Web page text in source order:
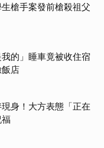
槍手案發前槍殺祖父
我的」睡車竟被收住宿
店
身！大方表態「正在